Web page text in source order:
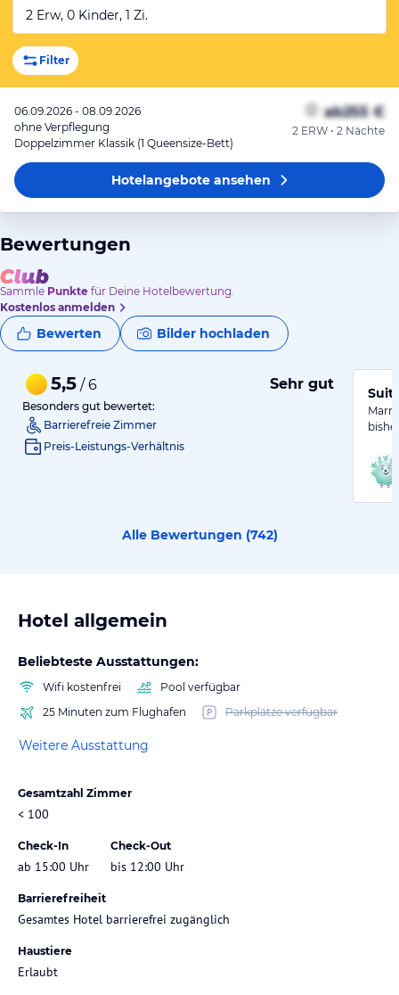
2 Erw, 0 Kinder, 1 Zi.
Filter
06.09.2026 - 08.09.2026
ohne Verpflegung
Doppelzimmer Klassik (1 Queensize-Bett)
ab255 €
2 ERW • 2 Nächte
Hotelangeboteansehen
Bewertungen
Sammle Punkte für Deine Hotelbewertung.
Kostenlos anmelden
Bewerten Bilder hochladen
5,5 / 6 Sehr gut
Besonders gut bewertet:
Barrierefreie Zimmer
Preis-Leistungs-Verhältnis
Alle Bewertungen (742)
Hotel allgemein
Beliebteste Ausstattungen:
Wifi kostenfrei
Pool verfügbar
25 Minuten zum Flughafen
Parkplätze verfügbar
Weitere Ausstattung
Gesamtzahl Zimmer
< 100
Check-In
ab 15:00 Uhr
Check-Out
bis 12:00 Uhr
Barrierefreiheit
Gesamtes Hotel barrierefrei zugänglich
Haustiere
Erlaubt